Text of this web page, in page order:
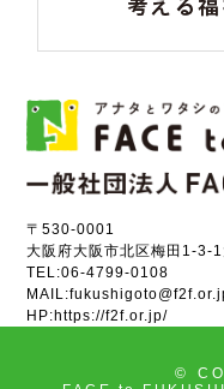
〒530-0001
大阪府大阪市北区梅田1-3-
TEL:06-4799-0108
MAIL:
HP:https://f2f.or.jp/
©